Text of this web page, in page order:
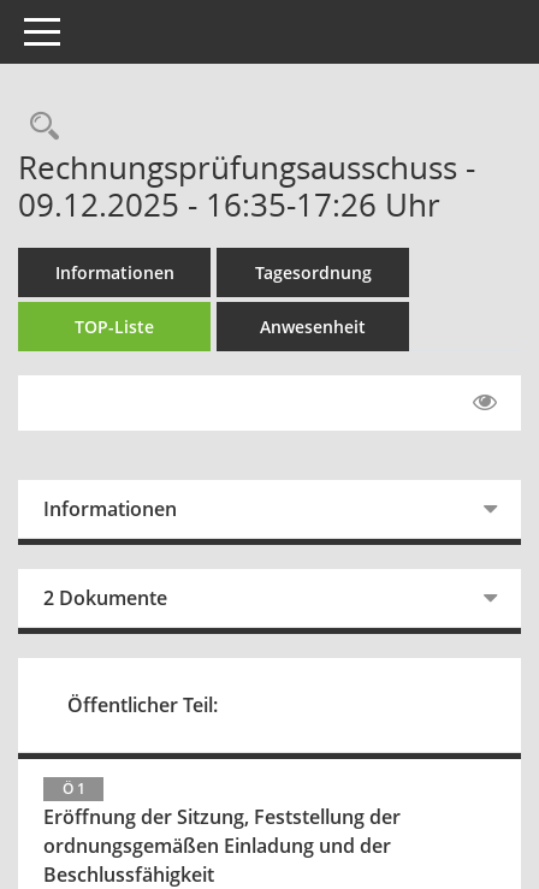
Toggle navigation
Rechercheauswahl
Rechnungsprüfungsausschuss -
09.12.2025 - 16:35-17:26 Uhr
Informationen Tagesordnung
TOP-Liste Anwesenheit
Informationen
2 Dokumente
Öffentlicher Teil:
Ö 1
Eröffnung der Sitzung, Feststellung der
ordnungsgemäßen Einladung und der
Beschlussfähigkeit